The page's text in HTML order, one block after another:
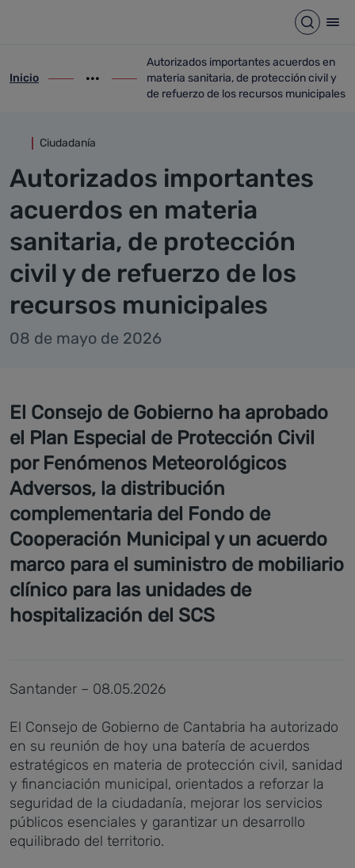
Abrir
ir-a inicio
Inicio
Mostrar opciones del camino de migas
ir-a Autorizados importantes acuerdos
Autorizados importantes acuerdos en
materia sanitaria, de protección civil y
de refuerzo de los recursos municipales
Ciudadanía
Autorizados importantes
acuerdos en materia
sanitaria, de protección
civil y de refuerzo de los
recursos municipales
08 de mayo de 2026
El Consejo de Gobierno ha aprobado
el Plan Especial de Protección Civil
por Fenómenos Meteorológicos
Adversos, la distribución
complementaria del Fondo de
Cooperación Municipal y un acuerdo
marco para el suministro de mobiliario
clínico para las unidades de
hospitalización del SCS
Santander – 08.05.2026
El Consejo de Gobierno de Cantabria ha autorizado
en su reunión de hoy una batería de acuerdos
estratégicos en materia de protección civil, sanidad
y financiación municipal, orientados a reforzar la
seguridad de la ciudadanía, mejorar los servicios
públicos esenciales y garantizar un desarrollo
equilibrado del territorio.